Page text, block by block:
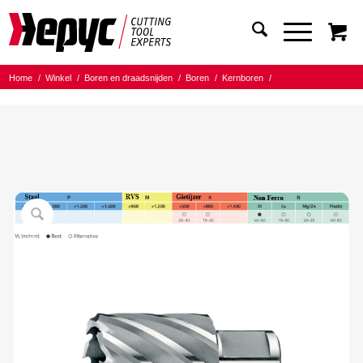
Home / Winkel / Boren en draadsnijden / Boren / Kernboren
/